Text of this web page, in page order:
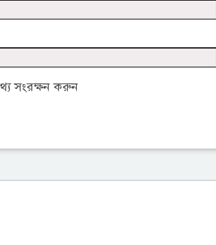
সংরক্ষন করুন